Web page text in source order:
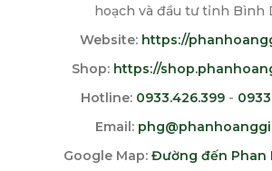
hoạch và đầu tư tỉnh Bình
Website: https://
Shop: https://
Hotline: 0933.426.399-
Email:
Google Map:Đường đến Phan